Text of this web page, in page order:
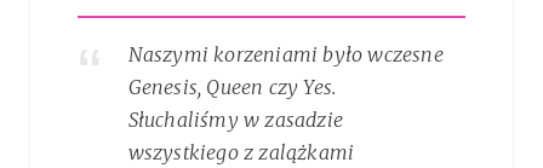
Naszymi korzeniami było wczesne
Genesis, Queen czy Yes.
Słuchaliśmy w zasadzie
wszystkiego z zalążkami